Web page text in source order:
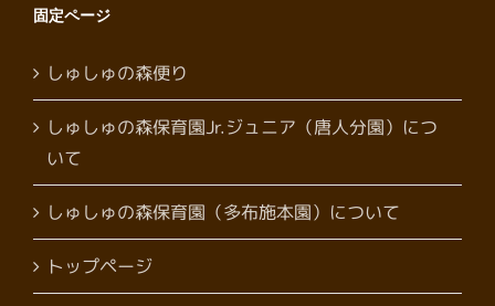
固定ページ
しゅしゅの森便り
しゅしゅの森保育園Jr.ジュニア（唐人分園）につ
いて
しゅしゅの森保育園（多布施本園）について
トップページ